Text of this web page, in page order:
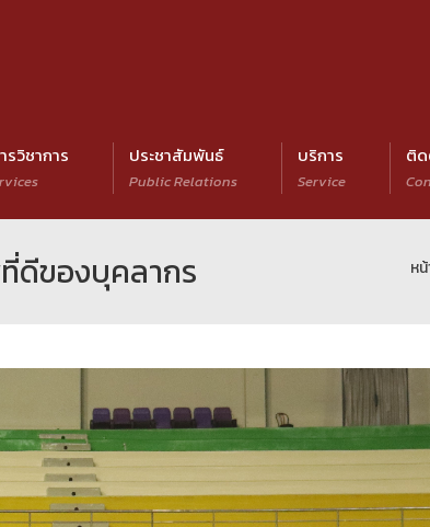
รวิชาการ ประชาสัมพันธ์
Public Relations
บริการ
Service
ติ
ที่ดีของบุคลากร ห